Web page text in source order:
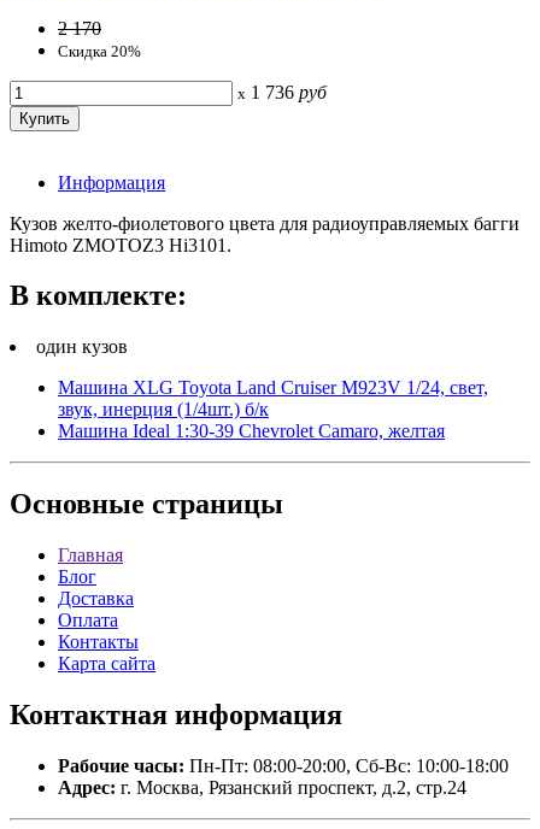
2 170
Скидка 20%
x 1 736 руб
Информация
Кузов желто-фиолетового цвета для радиоуправляемых багги
Himoto ZMOTOZ3 Hi3101.
В комплекте:
один кузов
Машина XLG Toyota Land Cruiser M923V 1/24, свет,
звук, инерция (1/4шт.) б/к
Машина Ideal 1:30-39 Chevrolet Camaro, желтая
Основные страницы
Главная
Блог
Доставка
Оплата
Контакты
Карта сайта
Контактная информация
Рабочие часы: Пн-Пт: 08:00-20:00, Сб-Вс: 10:00-18:00
Адрес: г. Москва, Рязанский проспект, д.2, стр.24